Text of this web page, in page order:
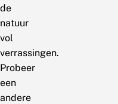
de
natuur
vol
verrassingen.
Probeer
een
andere